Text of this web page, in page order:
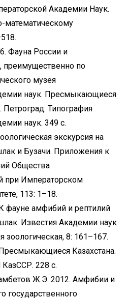
Академии Наук.
математическому
Фауна России и
преимущественно по
музея
наук. Пресмыкающиеся
Петроград: Типография
наук. 349 с.
экскурсия на
и Бузачи. Приложения к
Общества
при Императорском
113: 1–18.
фауне амфибий и рептилий
Известия Академии наук
зоологическая, 8: 161–167.
Казахстана.
228 с.
Ж.Э. 2012. Амфибии и
государственного